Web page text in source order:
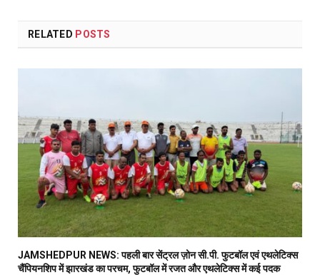
RELATED POSTS
JAMSHEDPUR NEWS: पहली बार सेंट्रल ज़ोन सी.पी. फुटबॉल एवं एथलेटिक्स
चैंपियनशिप में झारखंड का परचम, फुटबॉल में रजत और एथलेटिक्स में कई पदक